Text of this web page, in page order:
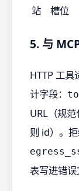
站
槽位
5. 与
HTTP 工
计字段：
URL（规
则 id）。
表写进错误